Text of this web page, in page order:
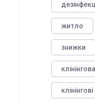
житло
знижки